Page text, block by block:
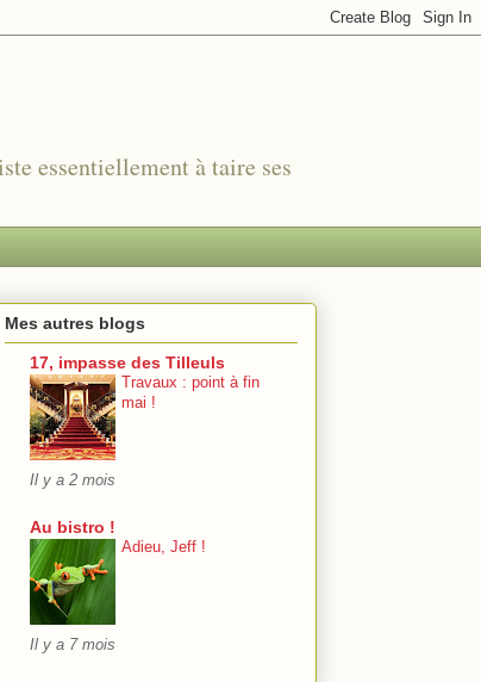
essentiellement à taire ses
Mes autres blogs
17, impasse des Tilleuls
Travaux : point à fin
mai !
Il y a 2 mois
Au bistro !
Adieu, Jeff !
Il y a 7 mois